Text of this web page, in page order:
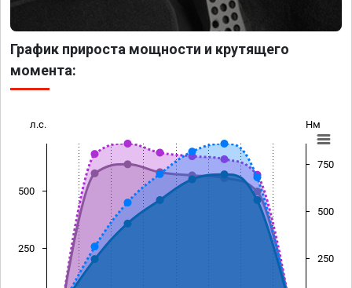
График прироста мощности и крутящего
момента:
л.с. Нм
250
500
250
500
750